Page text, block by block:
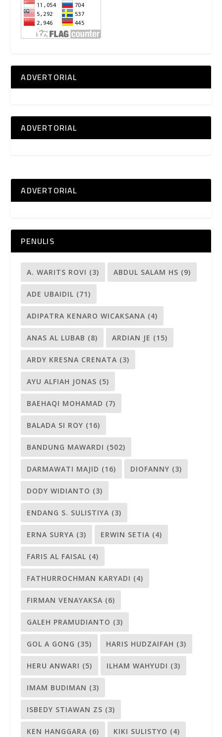
ADVERTORIAL
ADVERTORIAL
ADVERTORIAL
PENULIS
A. WARITS ROVI (3) ABDUL SALAM HS (9)
ADE UBAIDIL (71)
ADIPATRA KENARO WICAKSANA (4)
ANAS AL LUBAB (8) ARDIAN JE (15)
ARDY KRESNA CRENATA (3)
AYU ALFIAH JONAS (5)
BAEHAQI MOHAMAD (7)
BALADA SI ROY (16)
BANDUNG MAWARDI (502)
DARMAWATI MAJID (16) DIOFANNY (3)
DODY WIDIANTO (3)
ENDANG S. SULISTIYA (3)
ERNA SURYA (3) ERWIN SETIA (4)
FARIS AL FAISAL (4)
FATHURROCHMAN KARYADI (4)
FIRMAN VENAYAKSA (6)
GALEH PRAMUDIANTO (3)
GOL A GONG (35) HARIS HUDZAIFAH (3)
HERU ANWARI (5) ILHAM WAHYUDI (3)
IMAM BUDIMAN (3)
ISBEDY STIAWAN ZS (3)
KEN HANGGARA (6) KIKI SULISTYO (4)